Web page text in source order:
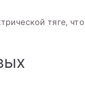
тяге, что